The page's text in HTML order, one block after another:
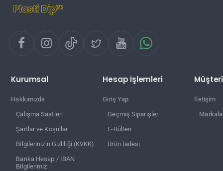
Kurumsal
Hakkımızda
Çalışma Saatleri
Şartlar ve Koşullar
Bilgilerinizin Gizliliği (KVKK)
Banka Hesap / IBAN
Bilgilerimiz
Hesap İşlemleri
Giriş Yap
Geçmiş Siparişler
E-Bülten
Ürün İadesi
İletişim